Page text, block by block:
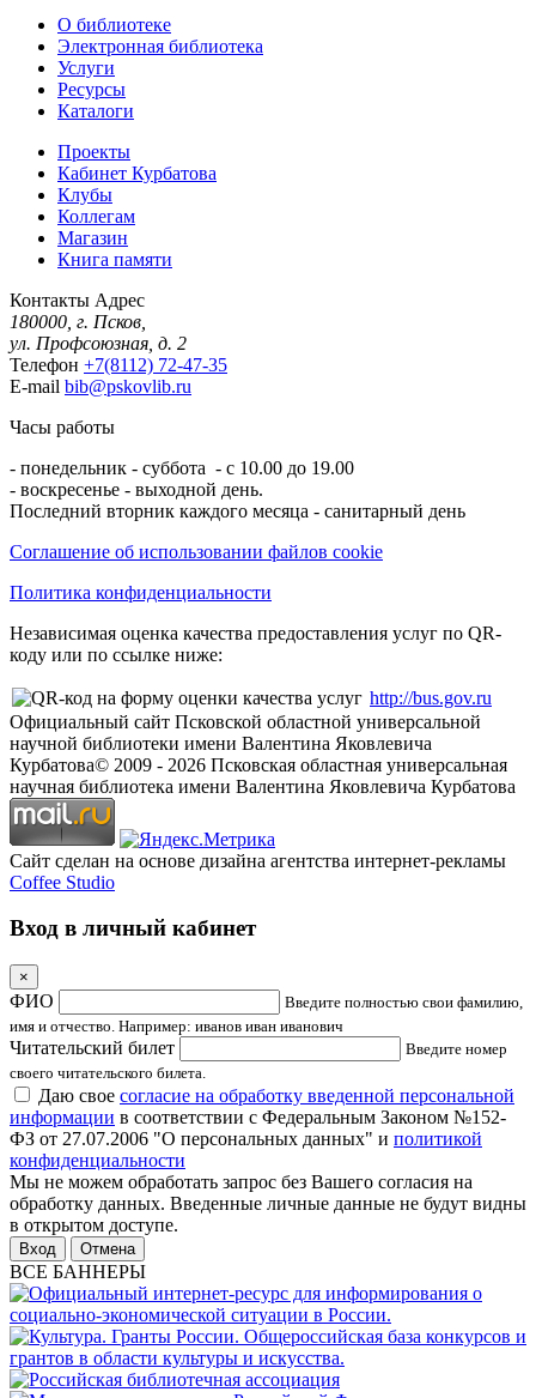
О библиотеке
Электронная библиотека
Услуги
Ресурсы
Каталоги
Проекты
Кабинет Курбатова
Клубы
Коллегам
Магазин
Книга памяти
Контакты Адрес
180000, г. Псков,
ул. Профсоюзная, д. 2
Телефон +7(8112) 72-47-35
E-mail bib@pskovlib.ru
Часы работы
- понедельник - суббота - с 10.00 до 19.00
- воскресенье - выходной день.
Последний вторник каждого месяца - санитарный день
Соглашение об использовании файлов cookie
Политика конфиденциальности
Независимая оценка качества предоставления услуг по QR-
коду или по ссылке ниже:
http://bus.gov.ru
Официальный сайт Псковской областной универсальной
научной библиотеки имени Валентина Яковлевича
Курбатова© 2009 - 2026 Псковская областная универсальная
научная библиотека имени Валентина Яковлевича Курбатова
Сайт сделан на основе дизайна агентства интернет-рекламы
Coffee Studio
Вход в личный кабинет
×
ФИО
Введите полностью свои фамилию,
имя и отчество. Например: иванов иван иванович
Читательский билет
Введите номер
своего читательского билета.
Даю свое согласие на обработку введенной персональной
информации в соответствии с Федеральным Законом №152-
ФЗ от 27.07.2006 "О персональных данных" и политикой
конфиденциальности
Мы не можем обработать запрос без Вашего согласия на
обработку данных. Введенные личные данные не будут видны
в открытом доступе.
Отмена
ВСЕ БАННЕРЫ